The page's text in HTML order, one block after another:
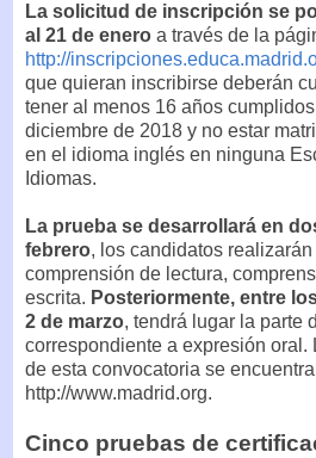
La solicitud de inscripción se
al 21 de enero a través de la
http://
que quieran inscribirse deberán
tener al menos 16 años
diciembre de 2018 y no estar
en el idioma inglés en ninguna
Idiomas.
La prueba se desarrollará en
febrero, los candidatos
comprensión de lectura,
escrita. Posteriormente, entre
2 de marzo, tendrá lugar la parte
correspondiente a expresión oral.
de esta convocatoria se
http://www.madrid.org.
Cinco pruebas de